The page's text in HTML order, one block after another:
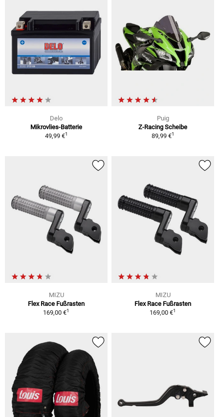
Delo
Mikrovlies-Batterie
49,99 €1
Puig
Z-Racing Scheibe
89,99 €1
MIZU
Flex Race Fußrasten
169,00 €1
MIZU
Flex Race Fußrasten
169,00 €1